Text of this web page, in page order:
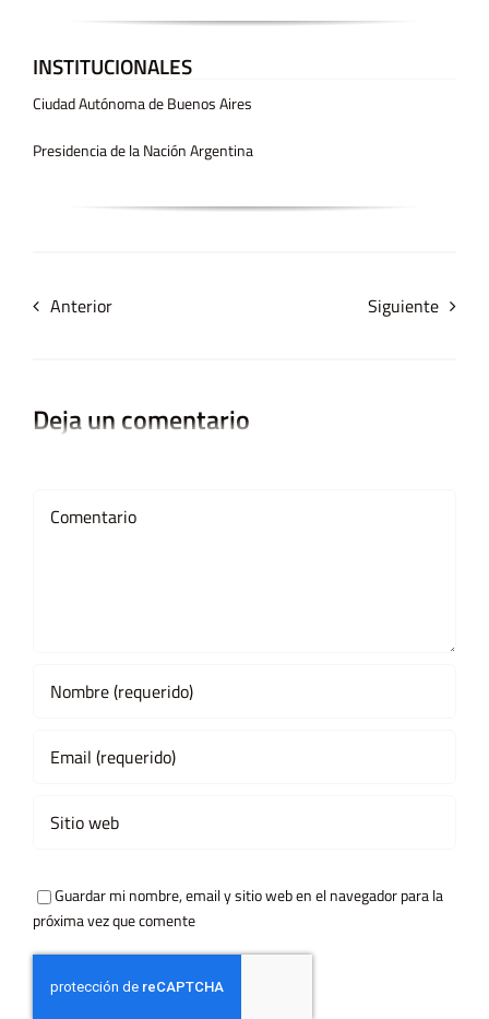
INSTITUCIONALES
Ciudad Autónoma de Buenos Aires
Presidencia de la Nación Argentina
Anterior Siguiente
Deja un comentario
Guardar mi nombre, email y sitio web en el navegador para la
próxima vez que comente